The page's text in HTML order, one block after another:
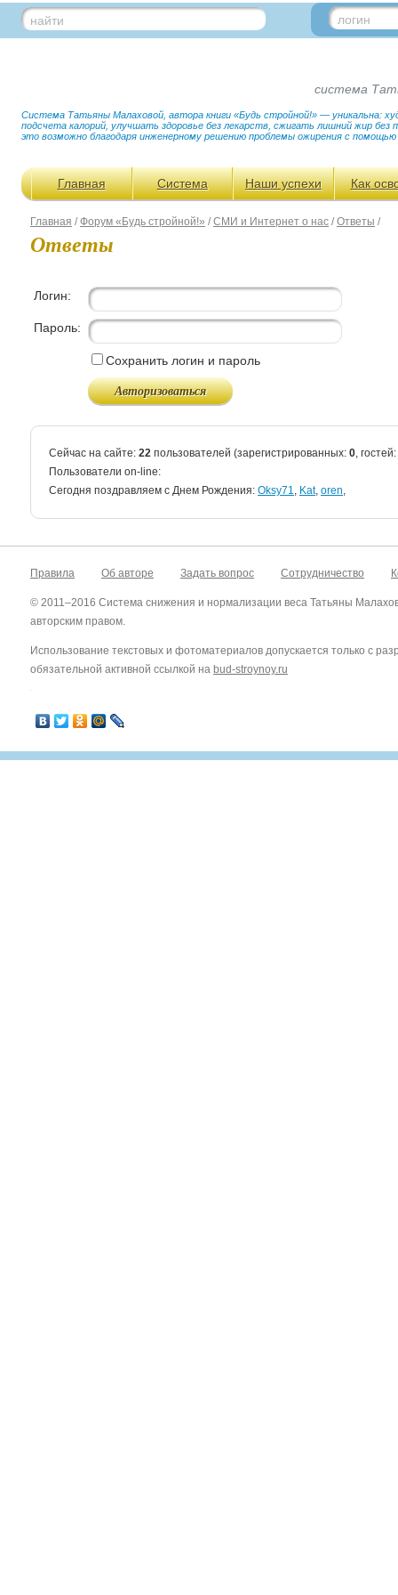
найти логин
система
Система Татьяны Малаховой, автора книги «Будь стройной!» — уникальна:
подсчета калорий, улучшать здоровье без лекарств, сжигать лишний жир
это возможно благодаря инженерному решению проблемы ожирения с
Главная Система Наши успехи Как
Главная /Форум «Будь стройной!» /СМИ и Интернет о нас /Ответы /
Ответы
Логин:
Пароль:
Сохранить логин и пароль
Сейчас на сайте: 22 пользователей (зарегистрированных: 0, гостей:
Пользователи on-line:
Cегодня поздравляем с Днем Рождения: Oksy71, Kat, oren,
Правила Об авторе Задать вопрос Сотрудничество
© 2011–2016 Система снижения и нормализации веса Татьяны
авторским правом.
Использование текстовых и фотоматериалов допускается только с
обязательной активной ссылкой на bud-stroynoy.ru